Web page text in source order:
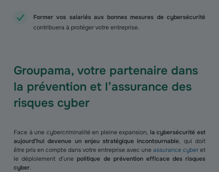
Former vos salariés aux bonnes mesures de cybersécurité
contribuera à protéger votre entreprise.
Groupama, votre partenaire dans
la prévention et l’assurance des
risques cyber
Face à une cybercriminalité en pleine expansion, la cybersécurité est
aujourd’hui devenue un enjeu stratégique incontournable, qui doit
être pris en compte dans votre entreprise avec uneassurance cyberet
le déploiement d’unepolitique de prévention efficace des risques
cyber.